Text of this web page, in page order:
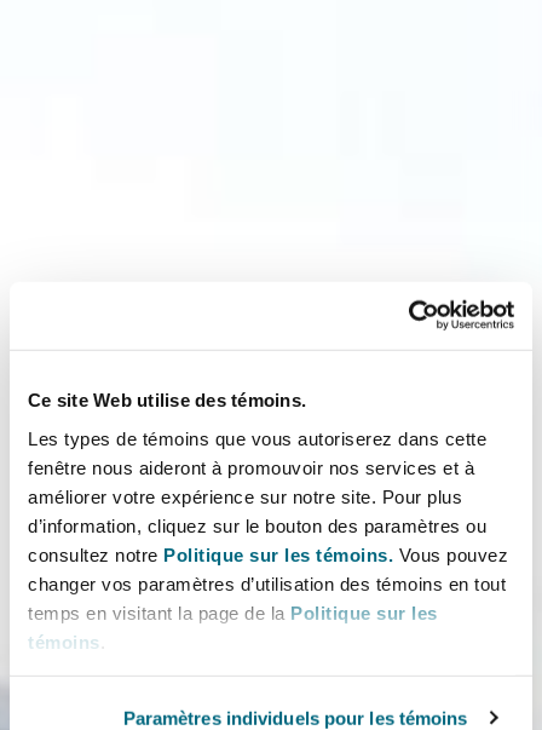
Ce site Web utilise des témoins.
Les types de témoins que vous autoriserez dans cette
fenêtre nous aideront à promouvoir nos services et à
améliorer votre expérience sur notre site. Pour plus
d’information, cliquez sur le bouton des paramètres ou
consultez notre Politique sur les témoins. Vous pouvez
changer vos paramètres d’utilisation des témoins en tout
temps en visitant la page de la Politique sur les
témoins
Paramètres individuels pour les témoins